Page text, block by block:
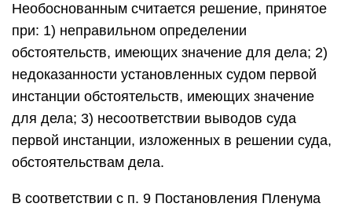
Необоснованным считается решение, принятое
при: 1) неправильном определении
обстоятельств, имеющих значение для дела; 2)
недоказанности установленных судом первой
инстанции обстоятельств, имеющих значение
для дела; 3) несоответствии выводов суда
первой инстанции, изложенных в решении суда,
обстоятельствам дела.
В соответствии с п. 9 Постановления Пленума